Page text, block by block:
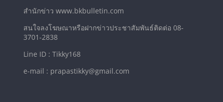
สำนักข่าว www.bkbulletin.com
สนใจลงโฆษณาหรือฝากข่าวประชาสัมพันธ์ติดต่อ 08-
3701-2838
Line ID : Tikky168
e-mail : prapastikky@gmail.com